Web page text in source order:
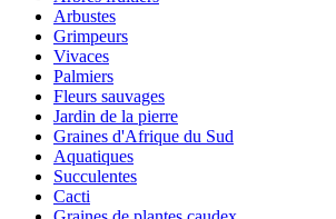
Arbustes
Grimpeurs
Vivaces
Palmiers
Fleurs sauvages
Jardin de la pierre
Graines d'Afrique du Sud
Aquatiques
Succulentes
Cacti